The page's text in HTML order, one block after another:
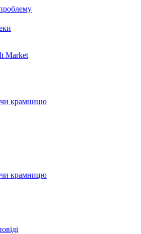
Market
чи крамницю
чи крамницю